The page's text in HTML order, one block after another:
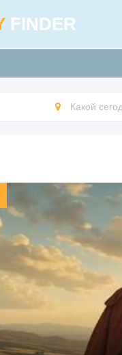
FINDER
Какой